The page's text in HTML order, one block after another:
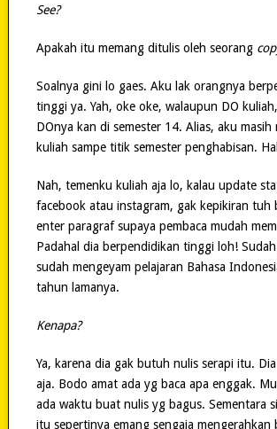
See?
Apakah itu memang ditulis oleh seorang
Soalnya gini lo gaes. Aku lak orangnya
tinggi ya. Yah, oke oke, walaupun DO
DOnya kan di semester 14. Alias, aku masih
kuliah sampe titik semester penghabisan.
Nah, temenku kuliah aja lo, kalau update
facebook atau instagram, gak kepikiran tuh
enter paragraf supaya pembaca mudah
Padahal dia berpendidikan tinggi loh!
sudah mengeyam pelajaran Bahasa
tahun lamanya.
Kenapa?
Ya, karena dia gak butuh nulis serapi itu.
aja. Bodo amat ada yg baca apa enggak.
ada waktu buat nulis yg bagus. Sementara
itu sepertinya emang sengaja mengerahkan